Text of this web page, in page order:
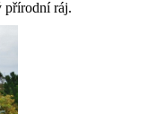
přírodní ráj.